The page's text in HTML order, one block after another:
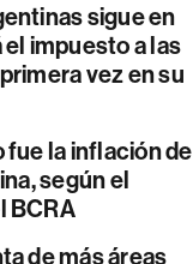
sigue en
impuesto a las
vez en su
fue la inflación de
según el
BCRA
de más áreas